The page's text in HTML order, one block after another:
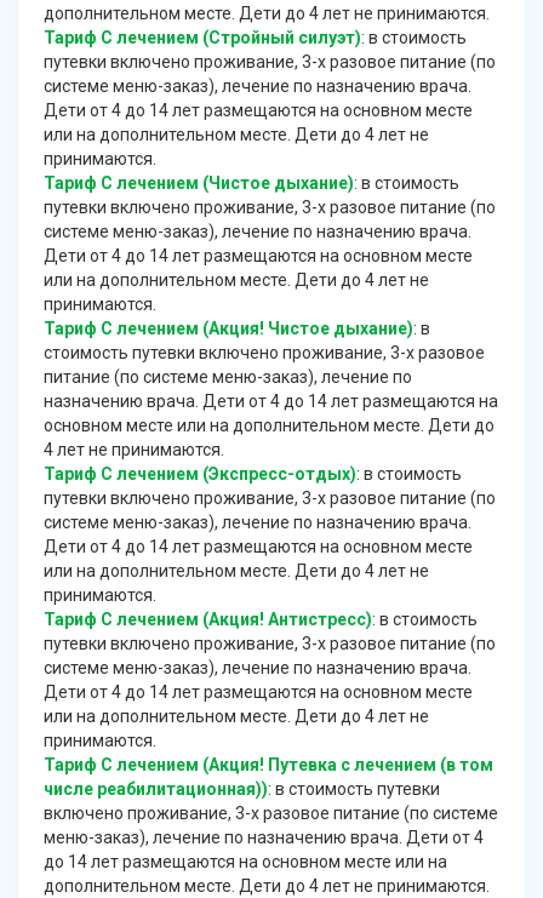
дополнительном месте. Дети до 4 лет не принимаются.
Тариф С лечением (Стройный силуэт): в стоимость
путевки включено проживание, 3-х разовое питание (по
системе меню-заказ), лечение по назначению врача.
Дети от 4 до 14 лет размещаются на основном месте
или на дополнительном месте. Дети до 4 лет не
принимаются.
Тариф С лечением (Чистое дыхание): в стоимость
путевки включено проживание, 3-х разовое питание (по
системе меню-заказ), лечение по назначению врача.
Дети от 4 до 14 лет размещаются на основном месте
или на дополнительном месте. Дети до 4 лет не
принимаются.
Тариф С лечением (Акция! Чистое дыхание): в
стоимость путевки включено проживание, 3-х разовое
питание (по системе меню-заказ), лечение по
назначению врача. Дети от 4 до 14 лет размещаются на
основном месте или на дополнительном месте. Дети до
4 лет не принимаются.
Тариф С лечением (Экспресс-отдых): в стоимость
путевки включено проживание, 3-х разовое питание (по
системе меню-заказ), лечение по назначению врача.
Дети от 4 до 14 лет размещаются на основном месте
или на дополнительном месте. Дети до 4 лет не
принимаются.
Тариф С лечением (Акция! Антистресс): в стоимость
путевки включено проживание, 3-х разовое питание (по
системе меню-заказ), лечение по назначению врача.
Дети от 4 до 14 лет размещаются на основном месте
или на дополнительном месте. Дети до 4 лет не
принимаются.
Тариф С лечением (Акция! Путевка с лечением (в том
числе реабилитационная)): в стоимость путевки
включено проживание, 3-х разовое питание (по системе
меню-заказ), лечение по назначению врача. Дети от 4
до 14 лет размещаются на основном месте или на
дополнительном месте. Дети до 4 лет не принимаются.